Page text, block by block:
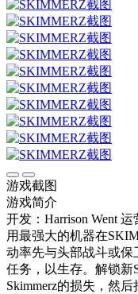
游戏截图
游戏简介
开发：Harrison Went 运
用最强大的机器在
动率先与头部战斗或
任务，以生存。解锁新
Skimmerz的损失，然